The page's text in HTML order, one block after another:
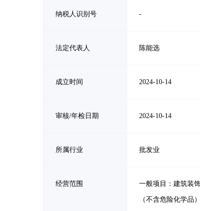
纳税人识别号 -
法定代表人 陈能选
成立时间 2024-10-14
审核/年检日期 2024-10-14
所属行业 批发业
经营范围 一般项目：建筑装
（不含危险化学品